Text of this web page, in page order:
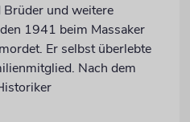
Brüder und weitere
1941 beim Massaker
Er selbst überlebte
Nach dem